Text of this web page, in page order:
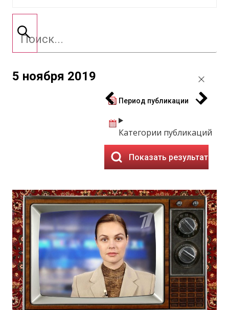
5 ноября 2019
Период публикации
Категории публикаций
Показать результаты